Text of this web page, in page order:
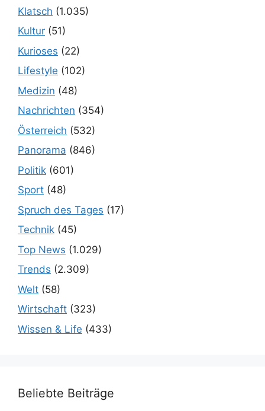
Klatsch (1.035)
Kultur (51)
Kurioses (22)
Lifestyle (102)
Medizin (48)
Nachrichten (354)
Österreich (532)
Panorama (846)
Politik (601)
Sport (48)
Spruch des Tages (17)
Technik (45)
Top News (1.029)
Trends (2.309)
Welt (58)
Wirtschaft (323)
Wissen & Life (433)
Beliebte Beiträge